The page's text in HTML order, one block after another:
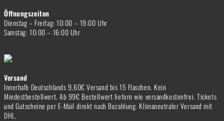
Öffnungszeiten
Dienstag – Freitag: 10:00 – 19:00 Uhr
Samstag: 10:00 – 16:00 Uhr
Versand
Innerhalb Deutschlands 9,60€ Versand bis 15 Flaschen. Kein
Mindestbestellwert. Ab 99€ Bestellwert liefern wie versandkostenfrei. Tickets
und Gutscheine per E-Mail direkt nach Bezahlung. Klimaneutraler Versand mit
DHL.